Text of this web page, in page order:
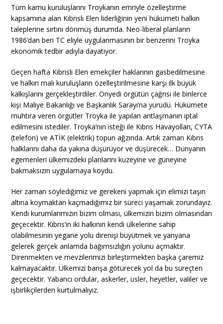
Tüm kamu kuruluşlarını Troykanın emriyle özelleştirme
kapsamına alan Kıbrıslı Elen liderliğinin yeni hükümeti halkın
taleplerine sırtını dönmüş durumda. Neo-liberal planların
1986’dan beri TC eliyle uygulanmasının bir benzerini Troyka
ekonomik tedbir adıyla dayatıyor.
Geçen hafta Kıbrıslı Elen emekçiler haklarının gasbedilmesine
ve halkın malı kuruluşların özelleştirilmesine karşı ilk büyük
kalkışlarını gerçekleştirdiler. Onyedi örgütün çağrısı ile binlerce
kişi Maliye Bakanlığı ve Başkanlık Sarayı’na yürüdü. Hükümete
muhtıra veren örgütler Troyka ile yapılan antlaşmanın iptal
edilmesini istediler. Troyka’nın isteği ile Kıbrıs Havayolları, CYTA
(telefon) ve ATİK (elektrik) topun ağzında. Artık zaman Kıbrıs
halklarını daha da yakına düşürüyor ve düşürecek… Dünyanın
egemenleri ülkemizdeki planlarını kuzeyine ve güneyine
bakmaksızın uygulamaya koydu.
Her zaman söylediğimiz ve gerekeni yapmak için elimizi taşın
altına koymaktan kaçmadığımız bir süreci yaşamak zorundayız.
Kendi kurumlarımızın bizim olması, ülkemizin bizim olmasından
geçecektir. Kıbrıs’ın iki halkının kendi ülkelerine sahip
olabilmesinin yegane yolu direnişi büyütmek ve yanyana
gelerek gerçek anlamda bağımsızlığın yolunu açmaktır.
Direnmekten ve mevzilerimizi birleştirmekten başka çaremiz
kalmayacaktır. Ülkemizi barışa götürecek yol da bu süreçten
geçecektir. Yabancı ordular, askerler, üsler, heyetler, valiler ve
işbirlikçilerden kurtulmalıyız.